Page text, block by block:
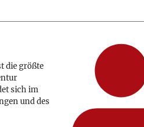
die größte
sich im
und des